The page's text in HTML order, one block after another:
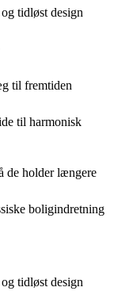
tidløst design
til fremtiden
til harmonisk
de holder længere
boligindretning
tidløst design